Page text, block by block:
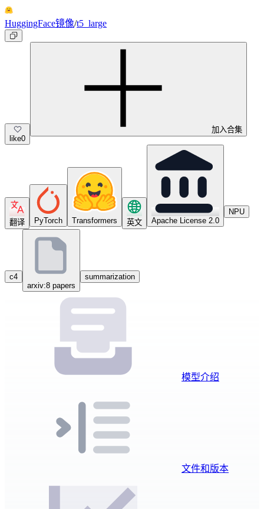
HuggingFace镜像/t5_large
like0
加入合集
翻译 PyTorch Transformers 英文 Apache License 2.0
NPU
c4
arxiv:8 papers
summarization
模型介绍
文件和版本